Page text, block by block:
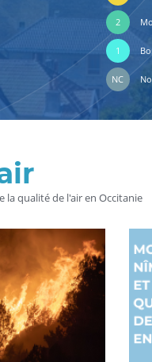
2
1
NC
la qualité de l'air en Occitanie